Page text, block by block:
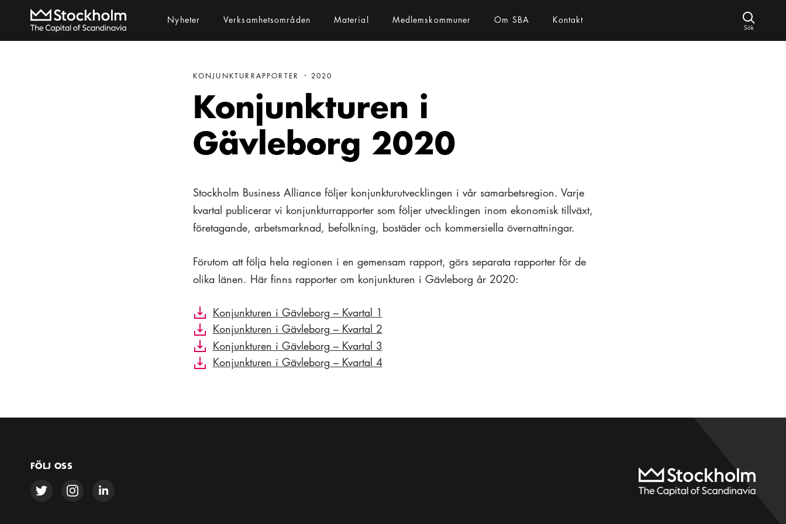
Nyheter Verksamhetsområden Material Medlemskommuner Om SBA Kontakt
Sök
KONJUNKTURRAPPORTER 2020
Konjunkturen i
Gävleborg 2020
Stockholm Business Alliance följer konjunkturutvecklingen i vår samarbetsregion. Varje
kvartal publicerar vi konjunkturrapporter som följer utvecklingen inom ekonomisk tillväxt,
företagande, arbetsmarknad, befolkning, bostäder och kommersiella övernattningar.
Förutom att följa hela regionen i en gemensam rapport, görs separata rapporter för de
olika länen. Här finns rapporter om konjunkturen i Gävleborg år 2020:
Konjunkturen i Gävleborg – Kvartal 1
Konjunkturen i Gävleborg – Kvartal 2
Konjunkturen i Gävleborg – Kvartal 3
Konjunkturen i Gävleborg – Kvartal 4
FÖLJ OSS